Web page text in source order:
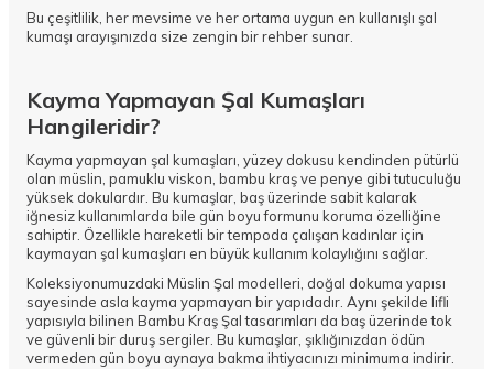
Bu çeşitlilik, her mevsime ve her ortama uygun en kullanışlı şal
kumaşı arayışınızda size zengin bir rehber sunar.
Kayma Yapmayan Şal Kumaşları
Hangileridir?
Kayma yapmayan şal kumaşları, yüzey dokusu kendinden pütürlü
olan müslin, pamuklu viskon, bambu kraş ve penye gibi tutuculuğu
yüksek dokulardır. Bu kumaşlar, baş üzerinde sabit kalarak
iğnesiz kullanımlarda bile gün boyu formunu koruma özelliğine
sahiptir. Özellikle hareketli bir tempoda çalışan kadınlar için
kaymayan şal kumaşları en büyük kullanım kolaylığını sağlar.
Koleksiyonumuzdaki Müslin Şal modelleri, doğal dokuma yapısı
sayesinde asla kayma yapmayan bir yapıdadır. Aynı şekilde lifli
yapısıyla bilinen Bambu Kraş Şaltasarımları da baş üzerinde tok
ve güvenli bir duruş sergiler. Bu kumaşlar, şıklığınızdan ödün
vermeden gün boyu aynaya bakma ihtiyacınızı minimuma indirir.